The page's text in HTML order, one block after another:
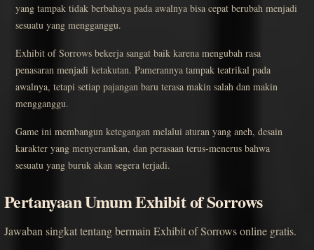
yang tampak tidak berbahaya pada awalnya bisa cepat berubah menjadi
sesuatu yang mengganggu.
Exhibit of Sorrows bekerja sangat baik karena mengubah rasa
penasaran menjadi ketakutan. Pamerannya tampak teatrikal pada
awalnya, tetapi setiap pajangan baru terasa makin salah dan makin
mengganggu.
Game ini membangun ketegangan melalui aturan yang aneh, desain
karakter yang menyeramkan, dan perasaan terus-menerus bahwa
sesuatu yang buruk akan segera terjadi.
Pertanyaan Umum Exhibit of Sorrows
Jawaban singkat tentang bermain Exhibit of Sorrows online gratis.